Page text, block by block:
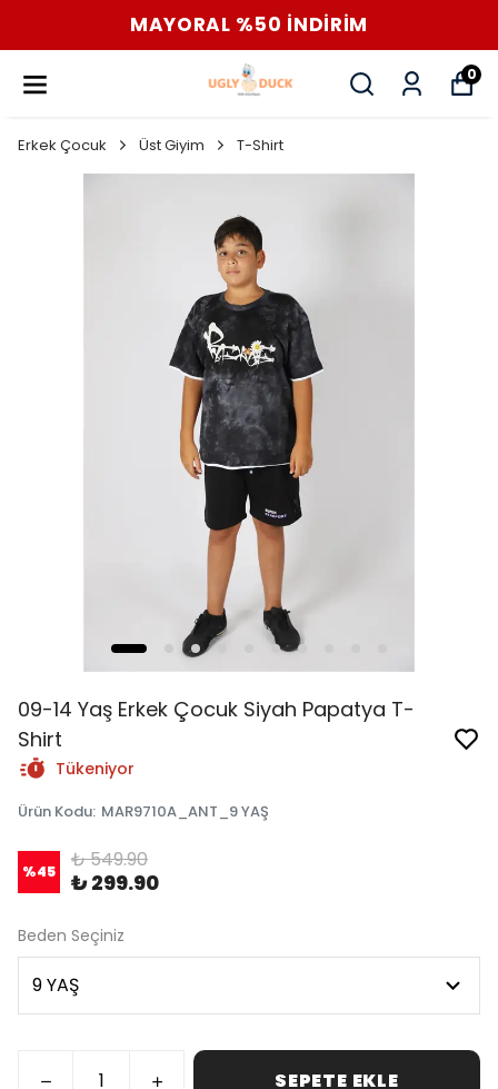
MAYORAL %50 İNDİRİM
0
Erkek Çocuk Üst Giyim T-Shirt
09-14 Yaş Erkek Çocuk Siyah Papatya T-
Shirt
Tükeniyor
Ürün Kodu: MAR9710A_ANT_9 YAŞ
%45 ₺ 549.90
₺ 299.90
Beden Seçiniz
SEPETE EKLE